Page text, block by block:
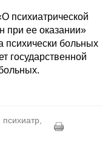
психиатрической
при ее оказании»
психически больных
государственной